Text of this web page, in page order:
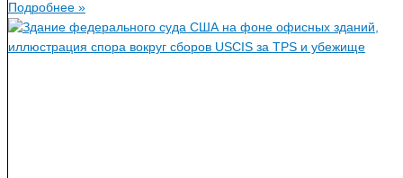
Подробнее »